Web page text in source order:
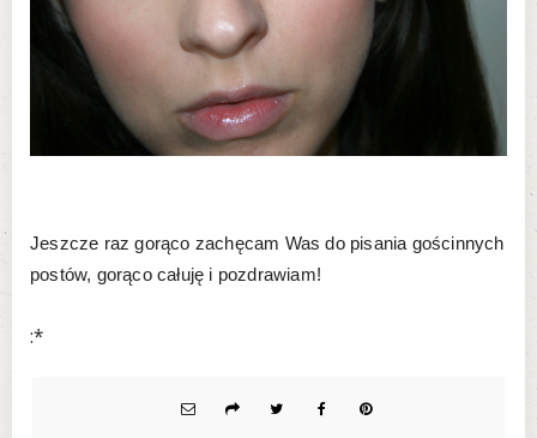
Jeszcze raz gorąco zachęcam Was do pisania gościnnych
postów, gorąco całuję i pozdrawiam!
:*